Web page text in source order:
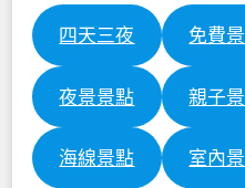
四天三夜 免費
夜景景點 親子
海線景點 室內